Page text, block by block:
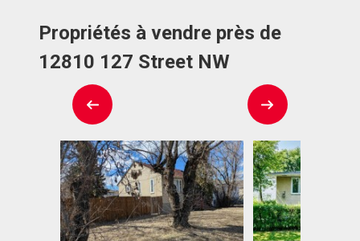
Propriétés à vendre près de
12810 127 Street NW